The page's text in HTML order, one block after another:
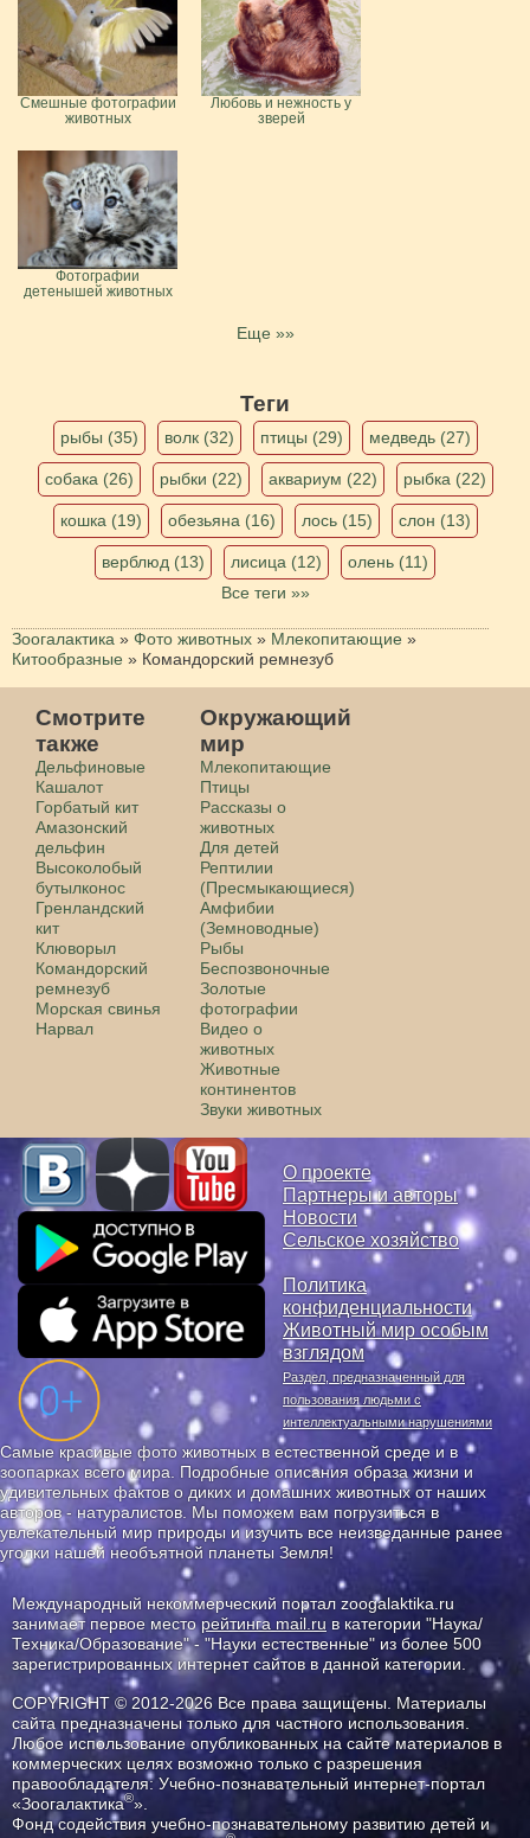
Смешные фотографии
животных
Любовь и нежность у
зверей
Фотографии
детенышей животных
Еще »»
Теги
рыбы (35) волк (32) птицы (29) медведь (27)
собака (26) рыбки (22) аквариум (22) рыбка (22)
кошка (19) обезьяна (16) лось (15) слон (13)
верблюд (13) лисица (12)
олень (11)
Все теги »»
Зоогалактика » Фото животных » Млекопитающие »
Китообразные » Командорский ремнезуб
Смотрите
также
Дельфиновые
Кашалот
Горбатый кит
Амазонский
дельфин
Высоколобый
бутылконос
Гренландский
кит
Клюворыл
Командорский
ремнезуб
Морская свинья
Нарвал
Окружающий
мир
Млекопитающие
Птицы
Рассказы о
животных
Для детей
Рептилии
(Пресмыкающиеся)
Амфибии
(Земноводные)
Рыбы
Беспозвоночные
Золотые
фотографии
Видео о
животных
Животные
континентов
Звуки животных
О проекте
Партнеры и авторы
Новости
Сельское хозяйство
Политика
конфиденциальности
Животный мир особым
взглядом
Раздел, предназначенный для
пользования людьми с
интеллектуальными нарушениями
Самые красивые фото животных в естественной среде и в
зоопарках всего мира. Подробные описания образа жизни и
удивительных фактов о диких и домашних животных от наших
авторов - натуралистов. Мы поможем вам погрузиться в
увлекательный мир природы и изучить все неизведанные ранее
уголки нашей необъятной планеты Земля!
Международный некоммерческий портал zoogalaktika.ru
занимает первое месторейтинга mail.ru в категории "Наука/
Техника/Образование" - "Науки естественные" из более 500
зарегистрированных интернет сайтов в данной категории.
COPYRIGHT © 2012-2026 Все права защищены. Материалы
сайта предназначены только для частного использования.
Любое использование опубликованных на сайте материалов в
коммерческих целях возможно только с разрешения
правообладателя: Учебно-познавательный интернет-портал
«Зоогалактика®».
Фонд содействия учебно-познавательному развитию детей и